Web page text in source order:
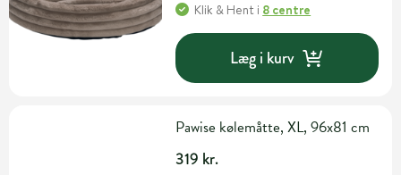
Klik & Hent i 8 centre
Læg i kurv
Pawise kølemåtte, XL, 96x81 cm
319 kr.